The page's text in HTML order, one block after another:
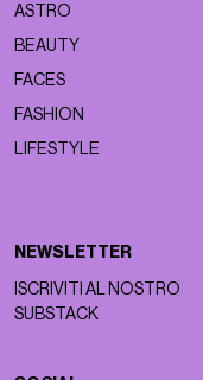
ASTRO
BEAUTY
FACES
FASHION
LIFESTYLE
NEWSLETTER
ISCRIVITI AL NOSTRO
SUBSTACK